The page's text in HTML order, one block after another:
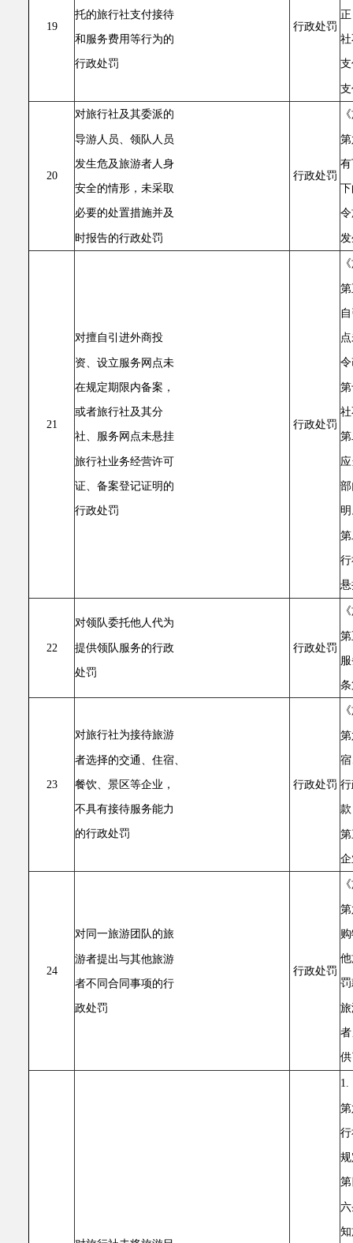
19
托的旅行社支付接待
和服务费用等行为的
行政处罚
行政处罚
20
对旅行社及其委派的
导游人员、领队人员
发生危及旅游者人身
安全的情形，未采取
必要的处置措施并及
时报告的行政处罚
行政处罚
21
对擅自引进外商投
资、设立服务网点未
在规定期限内备案，
或者旅行社及其分
社、服务网点未悬挂
旅行社业务经营许可
证、备案登记证明的
行政处罚
行政处罚
22
对领队委托他人代为
提供领队服务的行政
处罚
行政处罚
23
对旅行社为接待旅游
者选择的交通、住宿、
餐饮、景区等企业，
不具有接待服务能力
的行政处罚
行政处罚
24
对同一旅游团队的旅
游者提出与其他旅游
者不同合同事项的行
政处罚
行政处罚
1.